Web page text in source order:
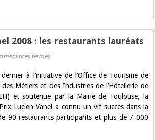
2008 : les restaurants lauréats
ferméssur
Vanel
2008
les
restaurants
à l’initiative de l’Office de Tourisme de
des Métiers et des Industries de l’Hôtellerie de
et soutenue par la Mairie de Toulouse, la
Lucien Vanel a connu un vif succès dans la
90 restaurants participants et plus de 7 000